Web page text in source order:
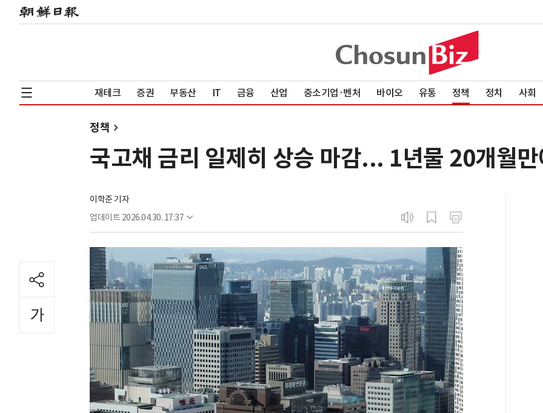
재테크 증권 부동산 IT 금융 산업 중소기업·벤처 바이오 유통 정책 정치 사회
정책
국고채 금리 일제히 상승 마감... 1년물 20개월
이학준 기자
업데이트 2026.04.30. 17:37